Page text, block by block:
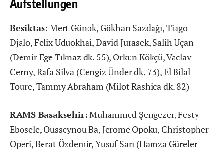
Aufstellungen
Besiktas: Mert Günok, Gökhan Sazdağı, Tiago
Djalo, Felix Uduokhai, David Jurasek, Salih Uçan
(Demir Ege Tıknaz dk. 55), Orkun Kökçü, Vaclav
Cerny, Rafa Silva (Cengiz Ünder dk. 73), El Bilal
Toure, Tammy Abraham (Milot Rashica dk. 82)
RAMS Basaksehir: Muhammed Şengezer, Festy
Ebosele, Ousseynou Ba, Jerome Opoku, Christopher
Operi, Berat Özdemir, Yusuf Sarı (Hamza Güreler